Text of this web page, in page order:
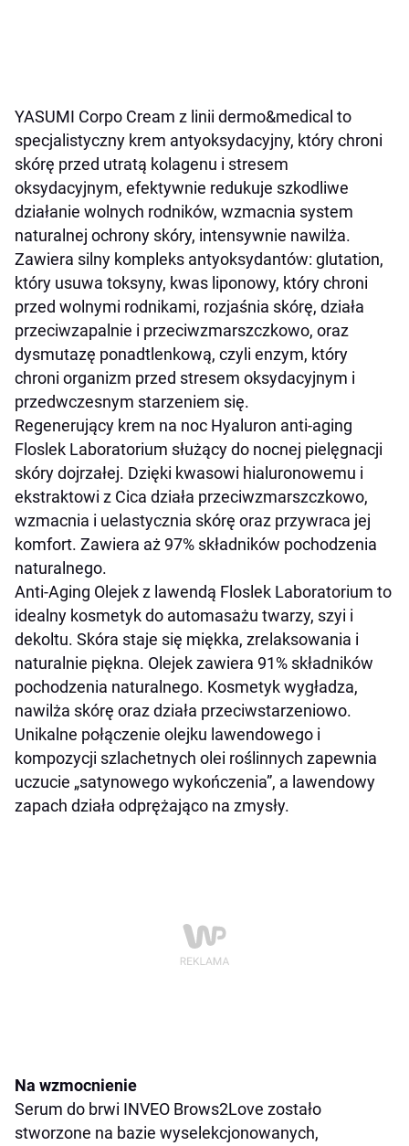
YASUMI Corpo Cream z linii dermo&medical to
specjalistyczny krem antyoksydacyjny, który chroni
skórę przed utratą kolagenu i stresem
oksydacyjnym, efektywnie redukuje szkodliwe
działanie wolnych rodników, wzmacnia system
naturalnej ochrony skóry, intensywnie nawilża.
Zawiera silny kompleks antyoksydantów: glutation,
który usuwa toksyny, kwas liponowy, który chroni
przed wolnymi rodnikami, rozjaśnia skórę, działa
przeciwzapalnie i przeciwzmarszczkowo, oraz
dysmutazę ponadtlenkową, czyli enzym, który
chroni organizm przed stresem oksydacyjnym i
przedwczesnym starzeniem się.
Regenerujący krem na noc Hyaluron anti-aging
Floslek Laboratorium służący do nocnej pielęgnacji
skóry dojrzałej. Dzięki kwasowi hialuronowemu i
ekstraktowi z Cica działa przeciwzmarszczkowo,
wzmacnia i uelastycznia skórę oraz przywraca jej
komfort. Zawiera aż 97% składników pochodzenia
naturalnego.
Anti-Aging Olejek z lawendą Floslek Laboratorium to
idealny kosmetyk do automasażu twarzy, szyi i
dekoltu. Skóra staje się miękka, zrelaksowania i
naturalnie piękna. Olejek zawiera 91% składników
pochodzenia naturalnego. Kosmetyk wygładza,
nawilża skórę oraz działa przeciwstarzeniowo.
Unikalne połączenie olejku lawendowego i
kompozycji szlachetnych olei roślinnych zapewnia
uczucie „satynowego wykończenia”, a lawendowy
zapach działa odprężająco na zmysły.
Na wzmocnienie
Serum do brwi INVEO Brows2Love zostało
stworzone na bazie wyselekcjonowanych,